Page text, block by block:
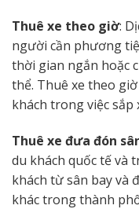
Thuê xe theo giờ:
người cần phương
thời gian ngắn hoặc
thể. Thuê xe theo
khách trong việc sắp
Thuê xe đưa đón
du khách quốc tế và
khách từ sân bay và
khác trong thành